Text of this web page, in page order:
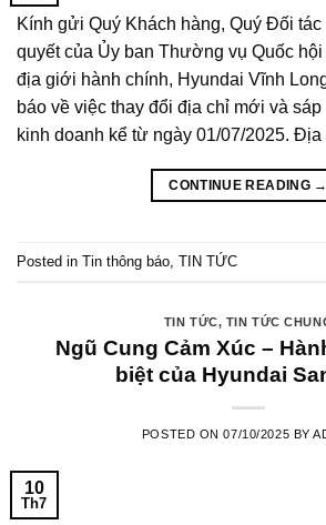
Kính gửi Quý Khách hàng, Quý Đối
quyết của Ủy ban Thường vụ Quốc
địa giới hành chính, Hyundai Vĩnh
báo về việc thay đổi địa chỉ mới và
kinh doanh kể từ ngày 01/07/2025.
CONTINUE READING →
Posted in Tin thông báo TIN TỨC
TIN TỨC, TIN TỨC
Ngũ Cung Cảm Xúc –
biệt của Hyundai
POSTED ON07/10/2025 BY
10
Th7